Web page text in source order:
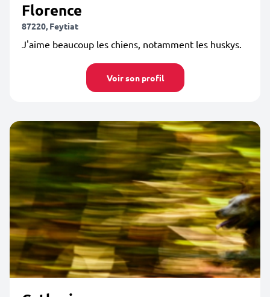
Florence
87220, Feytiat
J'aime beaucoup les chiens, notamment les huskys.
Voir son profil